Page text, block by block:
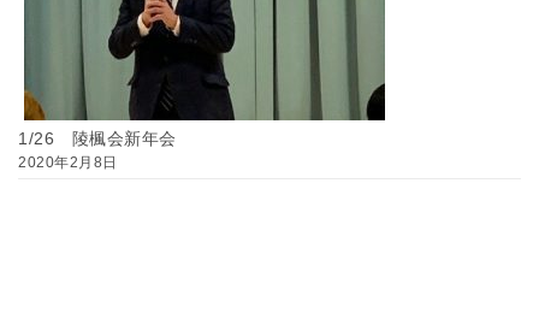
1/26 陵楓会新年会
2020年2月8日